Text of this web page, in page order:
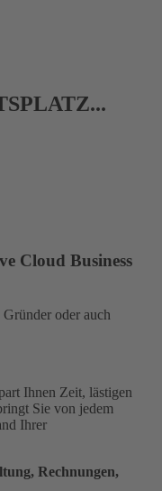
...
Cloud Business
oder auch
Ihnen Zeit, lästigen
Sie von jedem
Ihrer
Rechnungen,